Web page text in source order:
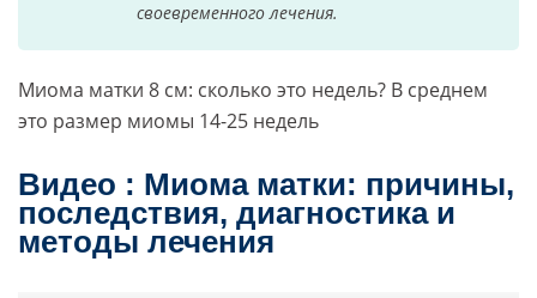
своевременного лечения.
Миома матки 8 см: сколько это недель? В среднем
это размер миомы 14-25 недель
Видео : Миома матки: причины,
последствия, диагностика и
методы лечения